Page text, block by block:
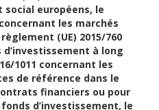
social européens, le
les marchés
(UE) 2015/760
à long
1011 concernant les
de référence dans le
financiers ou pour
d’investissement, le